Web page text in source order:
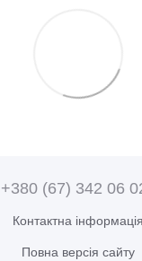
+380 (67) 342 06
Контактна інформація
Повна версія сайту